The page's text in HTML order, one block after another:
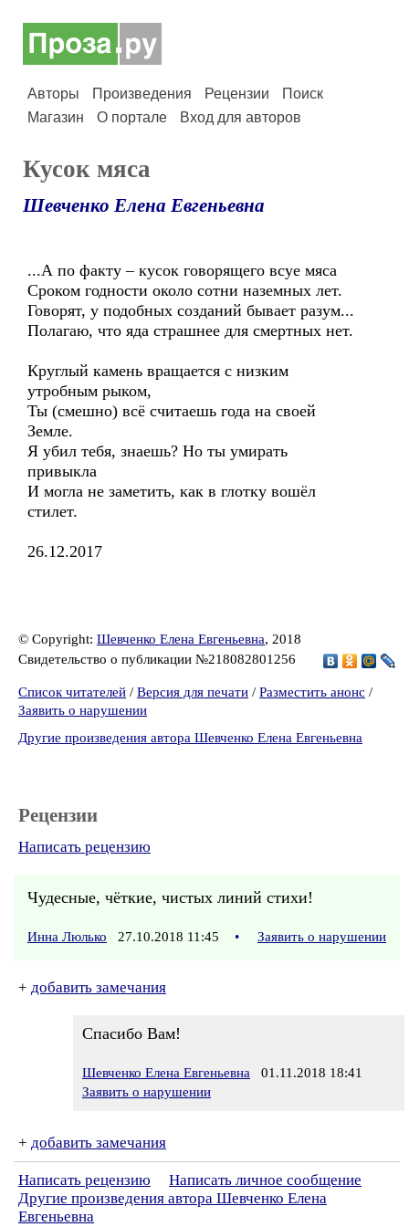
Авторы Произведения Рецензии
Поиск
Магазин
О портале Вход для авторов
Кусок мяса
Шевченко Елена Евгеньевна
...А по факту – кусок говорящего всуе мяса
Сроком годности около сотни наземных лет.
Говорят, у подобных созданий бывает разум...
Полагаю, что яда страшнее для смертных нет.
Круглый камень вращается с низким
утробным рыком,
Ты (смешно) всё считаешь года на своей
Земле.
Я убил тебя, знаешь? Но ты умирать
привыкла
И могла не заметить, как в глотку вошёл
стилет.
26.12.2017
© Copyright: Шевченко Елена Евгеньевна, 2018
Свидетельство о публикации №218082801256
Список читателей / Версия для печати / Разместить анонс /
Заявить о нарушении
Другие произведения автора Шевченко Елена Евгеньевна
Рецензии
Написать рецензию
Чудесные, чёткие, чистых линий стихи!
Инна Люлько 27.10.2018 11:45 • Заявить о нарушении
+ добавить замечания
Спасибо Вам!
Шевченко Елена Евгеньевна 01.11.2018 18:41
Заявить о нарушении
+ добавить замечания
Написать рецензию
Написать личное сообщение
Другие произведения автора Шевченко Елена
Евгеньевна